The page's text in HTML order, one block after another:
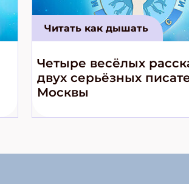
Читать как дышать
Четыре весёлых
двух серьёзных
Москвы